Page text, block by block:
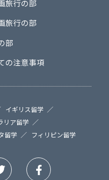
旅行の部
旅行の部
部
の注意事項
イギリス留学
リア留学
留学 フィリピン留学